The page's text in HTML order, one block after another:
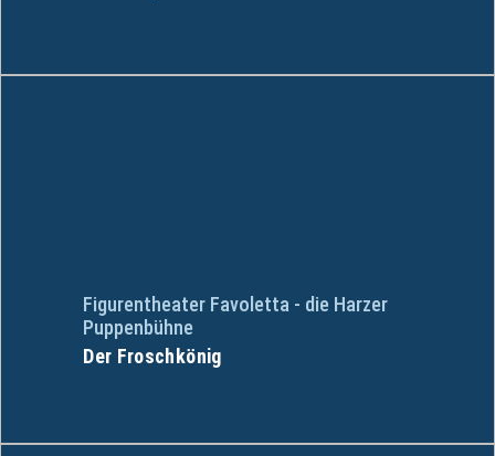
Figurentheater Favoletta - die Harzer
Puppenbühne
Der Froschkönig